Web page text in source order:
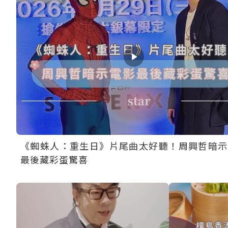
《蜘蛛人：重生日》片尾曲太好聽！周興哲暗
最後藏彩蛋驚喜